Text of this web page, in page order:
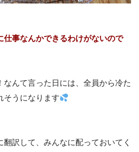
仕事なんかできるわけがないので
なんて言った日には、全員から冷た
そうになります
翻訳して、みんなに配っておいてく